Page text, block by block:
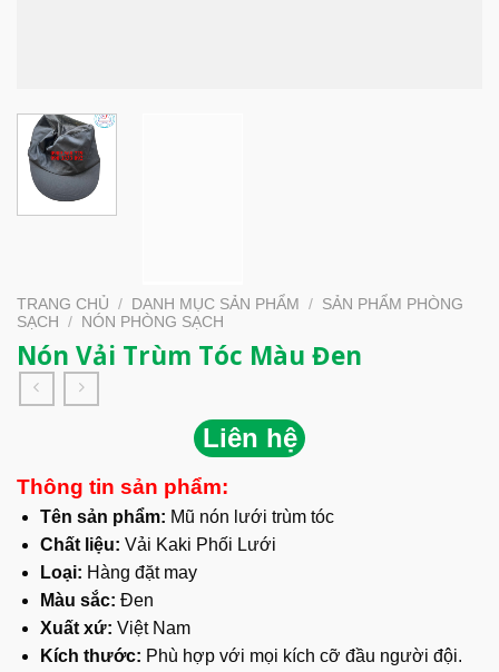
TRANG CHỦ / DANH MỤC SẢN PHẨM / SẢN PHẨM PHÒNG
SẠCH
/ NÓN PHÒNG SẠCH
Nón Vải Trùm Tóc Màu Đen
Liên hệ
Thông tin sản phẩm:
Tên sản phẩm: Mũ nón lưới trùm tóc
Chất liệu: Vải Kaki Phối Lưới
Loại: Hàng đặt may
Màu sắc: Đen
Xuất xứ: Việt Nam
Kích thước: Phù hợp với mọi kích cỡ đầu người đội.